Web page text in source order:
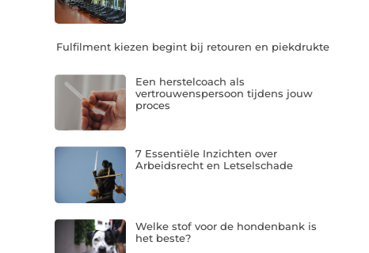
Fulfilment kiezen begint bij retouren en piekdrukte
Een herstelcoach als
vertrouwenspersoon tijdens jouw
proces
7 Essentiële Inzichten over
Arbeidsrecht en Letselschade
Welke stof voor de hondenbank is
het beste?